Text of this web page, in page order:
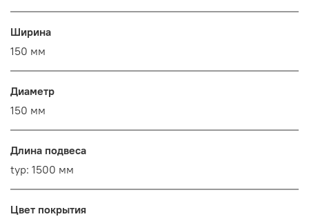
Ширина
150 мм
Диаметр
150 мм
Длина подвеса
typ: 1500 мм
Цвет покрытия